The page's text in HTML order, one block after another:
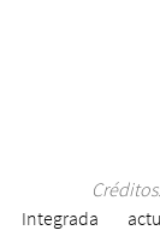
Integrada